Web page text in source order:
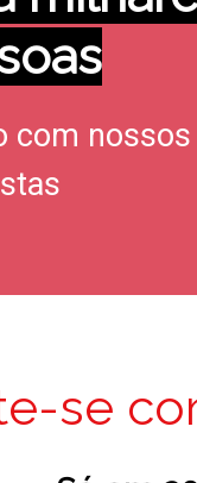
com nossos
se